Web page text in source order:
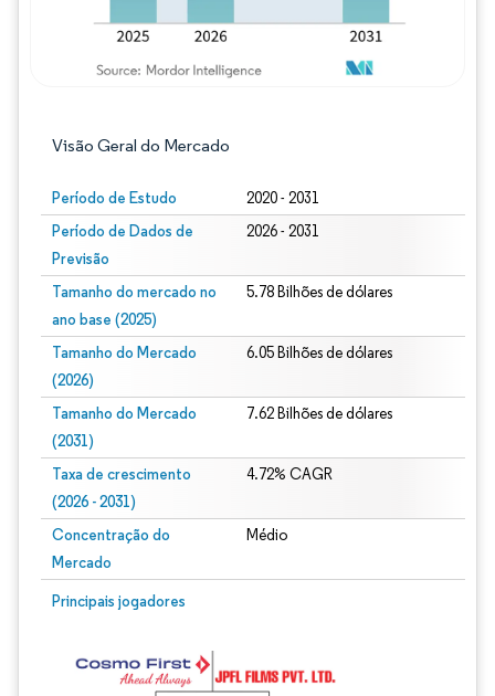
Visão Geral do Mercado
Período de Estudo 2020 - 2031
Período de Dados de
Previsão
2026 - 2031
Tamanho do mercado no
ano base (2025)
5.78 Bilhões de dólares
Tamanho do Mercado
(2026)
6.05 Bilhões de dólares
Tamanho do Mercado
(2031)
7.62 Bilhões de dólares
Taxa de crescimento
(2026 - 2031)
4.72% CAGR
Concentração do
Mercado
Médio
Principais jogadores
Imagem © Mordor Intelligence. O reuso requer atribuição conforme CC BY 4.0.